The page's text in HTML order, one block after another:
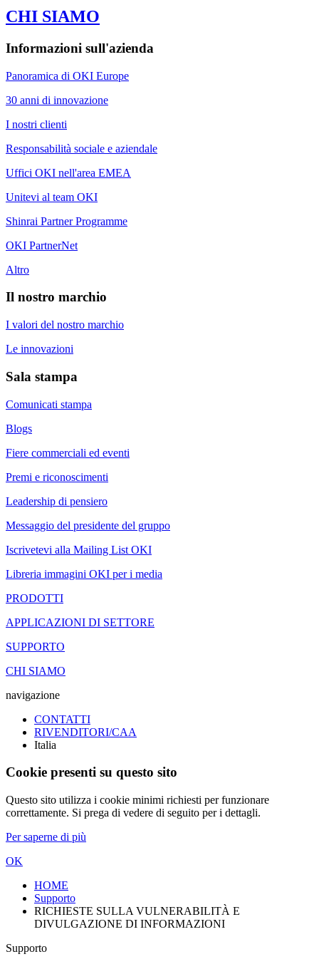
CHI SIAMO
Informazioni sull'azienda
Panoramica di OKI Europe
30 anni di innovazione
I nostri clienti
Responsabilità sociale e aziendale
Uffici OKI nell'area EMEA
Unitevi al team OKI
Shinrai Partner Programme
OKI PartnerNet
Altro
Il nostro marchio
I valori del nostro marchio
Le innovazioni
Sala stampa
Comunicati stampa
Blogs
Fiere commerciali ed eventi
Premi e riconoscimenti
Leadership di pensiero
Messaggio del presidente del gruppo
Iscrivetevi alla Mailing List OKI
Libreria immagini OKI per i media
PRODOTTI
APPLICAZIONI DI SETTORE
SUPPORTO
CHI SIAMO
navigazione
CONTATTI
RIVENDITORI/CAA
Italia
Cookie presenti su questo sito
Questo sito utilizza i cookie minimi richiesti per funzionare
correttamente. Si prega di vedere di seguito per i dettagli.
Per saperne di più
OK
HOME
Supporto
RICHIESTE SULLA VULNERABILITÀ E
DIVULGAZIONE DI INFORMAZIONI
Supporto